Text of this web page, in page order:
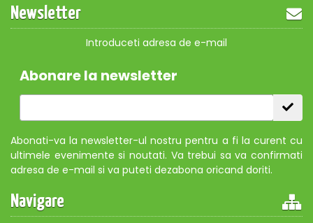
Newsletter
Introduceti adresa de e-mail
Abonare la newsletter
Abonati-va la newsletter-ul nostru pentru a fi la curent cu
ultimele evenimente si noutati. Va trebui sa va confirmati
adresa de e-mail si va puteti dezabona oricand doriti.
Navigare